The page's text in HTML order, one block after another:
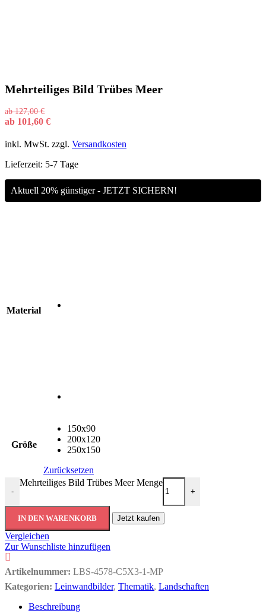
Mehrteiliges Bild Trübes Meer
ab127,00€
ab 101,60 €
inkl. MwSt. zzgl. Versandkosten
Lieferzeit: 5-7 Tage
Aktuell 20% günstiger - JETZT SICHERN!
Material
Größe
150x90
200x120
250x150
Zurücksetzen
-
Mehrteiliges Bild Trübes Meer Menge
+
IN DEN WARENKORB Jetzt kaufen
Vergleichen
Zur Wunschliste hinzufügen
Artikelnummer: LBS-4578-C5X3-1-MP
Kategorien: Leinwandbilder, Thematik, Landschaften
Beschreibung